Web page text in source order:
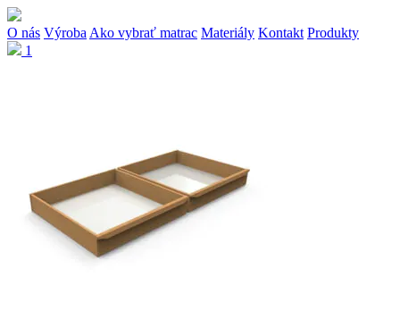
O nás Výroba Ako vybrať matrac Materiály Kontakt Produkty
1